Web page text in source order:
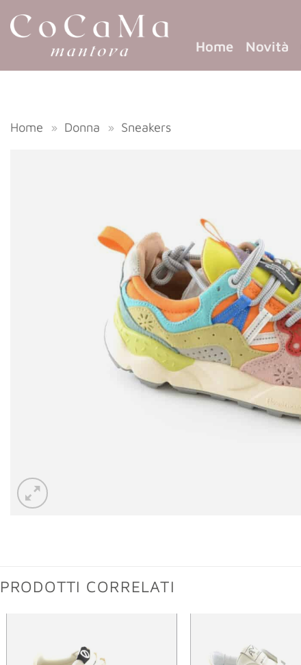
Home Novità
Home » Donna » Sneakers
PRODOTTI CORRELATI